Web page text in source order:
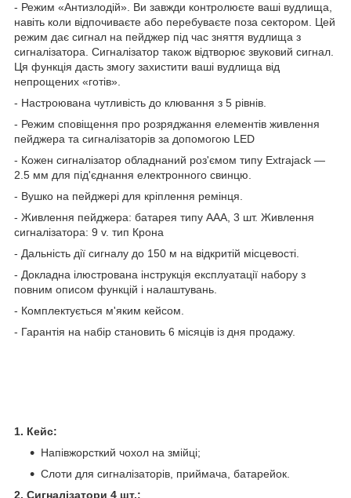
- Режим «Антизлодій». Ви завжди контролюєте ваші вудлища,
навіть коли відпочиваєте або перебуваєте поза сектором. Цей
режим дає сигнал на пейджер під час зняття вудлища з
сигналізатора. Сигналізатор також відтворює звуковий сигнал.
Ця функція дасть змогу захистити ваші вудлища від
непрощених «готів».
- Настроювана чутливість до клювання з 5 рівнів.
- Режим сповіщення про розряджання елементів живлення
пейджера та сигналізаторів за допомогою LED
- Кожен сигналізатор обладнаний роз'ємом типу Extrajack —
2.5 мм для під'єднання електронного свинцю.
- Вушко на пейджері для кріплення ремінця.
- Живлення пейджера: батарея типу ААА, 3 шт. Живлення
сигналізатора: 9 v. тип Крона
- Дальність дії сигналу до 150 м на відкритій місцевості.
- Докладна ілюстрована інструкція експлуатації набору з
повним описом функцій і налаштувань.
- Комплектується м'яким кейсом.
- Гарантія на набір становить 6 місяців із дня продажу.
1. Кейс:
Напівжорсткий чохол на змійці;
Слоти для сигналізаторів, приймача, батарейок.
2. Сигналізатори 4 шт.: